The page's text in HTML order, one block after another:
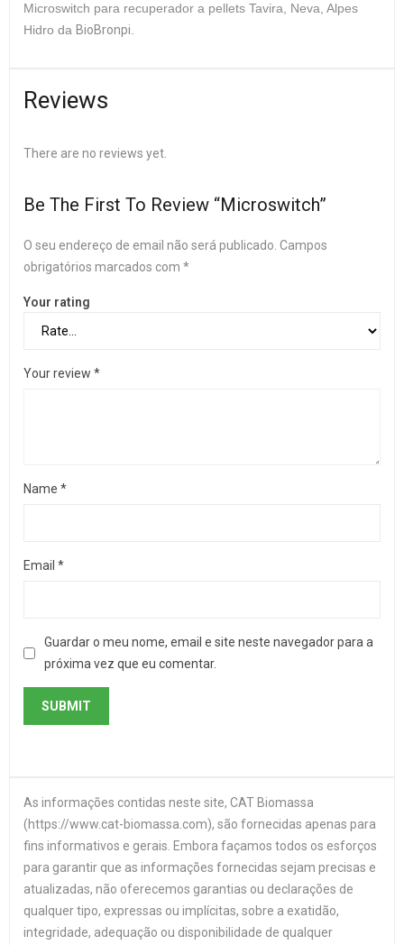
Microswitch para recuperador a pellets Tavira, Neva, Alpes
Hidro da BioBronpi
Reviews
There are no reviews yet.
Be The First To Review “Microswitch”
O seu endereço de email não será publicado. Campos
obrigatórios marcados com *
Your rating
Your review *
Name *
Email *
Guardar o meu nome, email e site neste navegador para a
próxima vez que eu comentar.
As informações contidas neste site, CAT Biomassa
(https://www.cat-biomassa.com), são fornecidas apenas para
fins informativos e gerais. Embora façamos todos os esforços
para garantir que as informações fornecidas sejam precisas e
atualizadas, não oferecemos garantias ou declarações de
qualquer tipo, expressas ou implícitas, sobre a exatidão,
integridade, adequação ou disponibilidade de qualquer